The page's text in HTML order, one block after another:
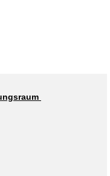
Kilian-Weg /
Straße
/
/
Weg
Hof
/
Kilian-Weg /